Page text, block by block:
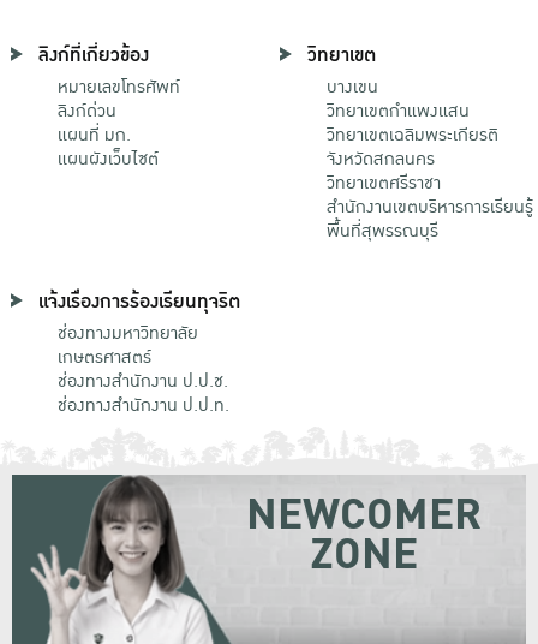
ลิงก์ที่เกี่ยวข้อง
หมายเลขโทรศัพท์
ลิงก์ด่วน
แผนที่ มก.
แผนผังเว็บไซต์
วิทยาเขต
บางเขน
วิทยาเขตกําแพงแสน
วิทยาเขตเฉลิมพระเกียรติ
จังหวัดสกลนคร
วิทยาเขตศรีราชา
สำนักงานเขตบริหารการเรียนรู้
พื้นที่สุพรรณบุรี
แจ้งเรื่องการร้องเรียนทุจริต
ช่องทางมหาวิทยาลัย
เกษตรศาสตร์
ช่องทางสำนักงาน ป.ป.ช.
ช่องทางสำนักงาน ป.ป.ท.
NEWCOMER
ZONE